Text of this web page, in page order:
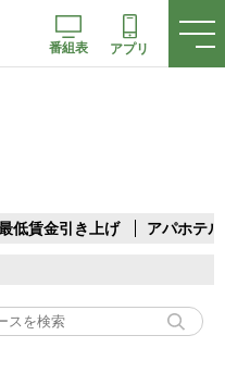
番組表 アプリ
低賃金引き上げ アパホテル